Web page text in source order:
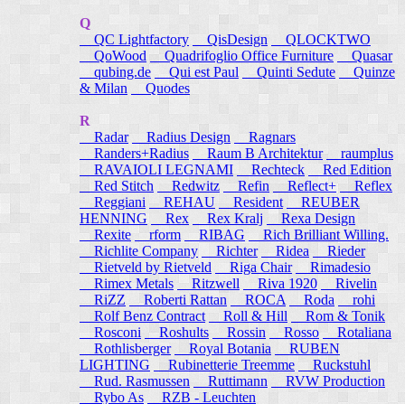
Q
QC Lightfactory
QisDesign
QLOCKTWO
QoWood Quadrifoglio Office Furniture
Quasar
qubing.de
Qui est Paul Quinti Sedute
Quinze
& Milan
Quodes
R
Radar
Radius Design
Ragnars
Randers+Radius
Raum B Architektur raumplus
RAVAIOLI LEGNAMI
Rechteck
Red Edition
Red Stitch
Redwitz Refin Reflect+
Reflex
Reggiani
REHAU Resident
REUBER
HENNING
Rex Rex Kralj
Rexa Design
Rexite
rform RIBAG
Rich Brilliant Willing.
Richlite Company
Richter Ridea
Rieder
Rietveld by Rietveld
Riga Chair
Rimadesio
Rimex Metals
Ritzwell Riva 1920
Rivelin
RiZZ
Roberti Rattan ROCA Roda
rohi
Rolf Benz Contract
Roll & Hill
Rom & Tonik
Rosconi Roshults Rossin Rosso
Rotaliana
Rothlisberger
Royal Botania
RUBEN
LIGHTING
Rubinetterie Treemme
Ruckstuhl
Rud. Rasmussen
Ruttimann
RVW Production
Rybo As
RZB - Leuchten